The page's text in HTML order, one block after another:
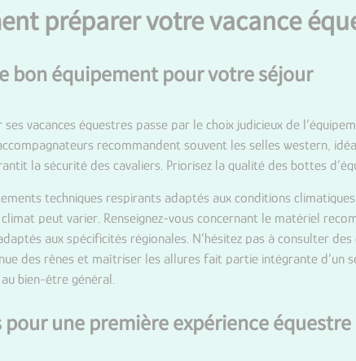
préparer votre vacance
bon équipement pour votre séjour
ses vacances équestres passe par le choix judicieux de
recommandent souvent les selles western,
la sécurité des cavaliers. Priorisez la qualité des bottes
techniques respirants adaptés aux conditions
climat peut varier. Renseignez-vous concernant le matériel
aux spécificités régionales. N’hésitez pas à consulter
des rênes et maîtriser les allures fait partie intégrante d’un
bien-être général.
pour une première expérience